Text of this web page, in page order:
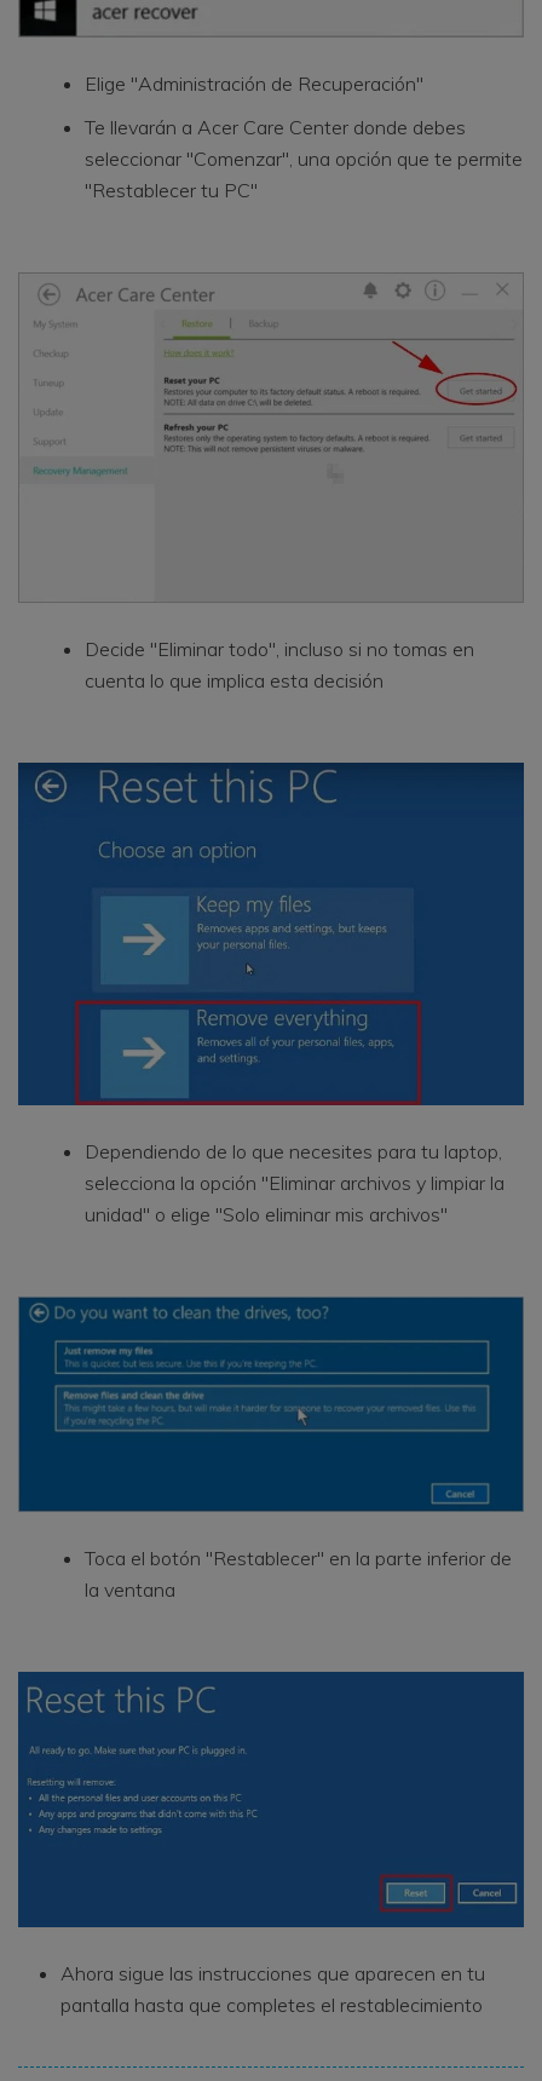
Elige "Administración de Recuperación"
Te llevarán a Acer Care Center donde debes
seleccionar "Comenzar", una opción que te permite
"Restablecer tu PC"
Decide "Eliminar todo", incluso si no tomas en
cuenta lo que implica esta decisión
Dependiendo de lo que necesites para tu laptop,
selecciona la opción "Eliminar archivos y limpiar la
unidad" o elige "Solo eliminar mis archivos"
Toca el botón "Restablecer" en la parte inferior de
la ventana
Ahora sigue las instrucciones que aparecen en tu
pantalla hasta que completes el restablecimiento